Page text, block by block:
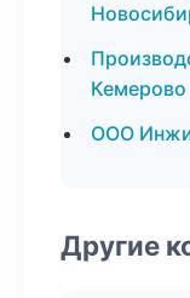
Кемерово
ООО
Другие